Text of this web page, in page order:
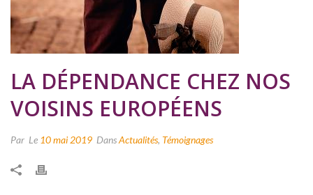
LA DÉPENDANCE CHEZ NOS
VOISINS EUROPÉENS
Par Le 10 mai 2019 DansActualités, Témoignages